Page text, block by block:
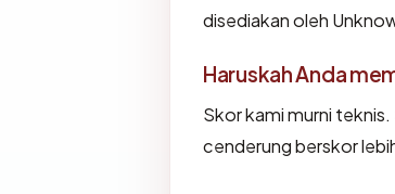
disediakan oleh
Haruskah Anda
Skor kami murni
cenderung berskor